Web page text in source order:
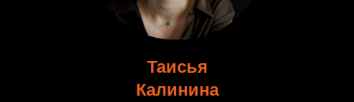
Таисья
Калинина